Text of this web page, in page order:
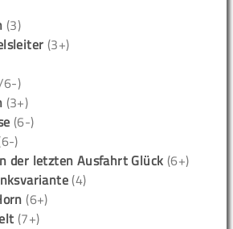
(3)
(3+)
6-)
(3+)
(6-)
)
der letzten Ausfahrt Glück (6+)
(4)
(6+)
(7+)